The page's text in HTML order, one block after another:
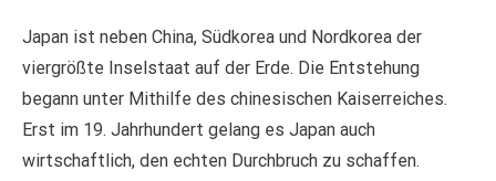
Japan ist neben China, Südkorea und Nordkorea der
viergrößte Inselstaat auf der Erde. Die Entstehung
begann unter Mithilfe des chinesischen Kaiserreiches.
Erst im 19. Jahrhundert gelang es Japan auch
wirtschaftlich, den echten Durchbruch zu schaffen.